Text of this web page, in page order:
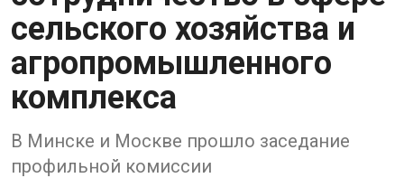
сельского хозяйства и
агропромышленного
комплекса
В Минске и Москве прошло заседание
профильной комиссии